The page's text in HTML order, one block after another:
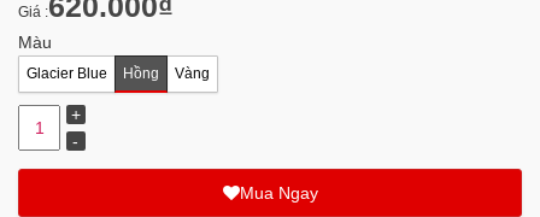
Giá :
Màu
Glacier Blue Hồng Vàng
Mua Ngay